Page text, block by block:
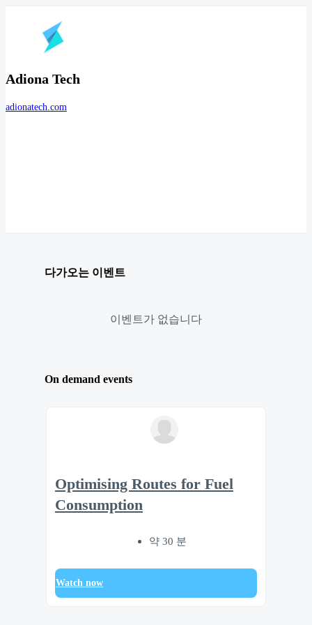
Adiona Tech
adionatech.com
다가오는 이벤트
이벤트가 없습니다
On demand events
Optimising Routes for Fuel
Consumption
약 30 분
Watch now